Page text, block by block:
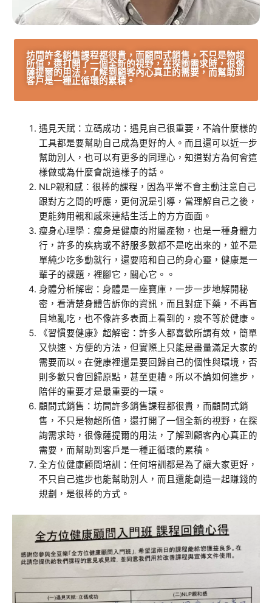
坊間許多銷售課程都很貴，而顧問式銷售，不只是物超
所值，還打開了一個全新的視野，在探詢需求時，很像
薩提爾的用法，了解到顧客內心真正的需要，而幫助到
客戶是一種正循環的累積。
遇見天賦：立碼成功：遇見自己很重要，不論什麼樣的
工具都是要幫助自己成為更好的人。而且還可以近一步
幫助別人，也可以有更多的同理心，知道對方為何會這
樣做或為什麼會說這樣子的話。
NLP親和感：很棒的課程，因為平常不會主動注意自己
跟對方之間的呼應，更何況是引導，當理解自己之後，
更能夠用親和感來連結生活上的方方面面。
瘦身心理學：瘦身是健康的附屬產物，也是一種身體力
行，許多的疾病或不舒服多數都不是吃出來的，並不是
單純少吃多動就行，還要陪和自己的身心靈，健康是一
輩子的課題，裡腳它，關心它。。
身體分析解密：身體是一座寶庫，一步一步地解開秘
密，看清楚身體告訴你的資訊，而且對症下藥，不再盲
目地亂吃，也不像許多表面上看到的，瘦不等於健康。
《習慣要健康》超解密：許多人都喜歡所謂有效，簡單
又快速、方便的方法，但實際上只能是盡量滿足大家的
需要而以。在健康裡還是要回歸自己的個性與環境，否
則多數只會回歸原點，甚至更糟。所以不論如何進步，
陪伴的重要才是最重要的一環。
顧問式銷售：坊間許多銷售課程都很貴，而顧問式銷
售，不只是物超所值，還打開了一個全新的視野，在探
詢需求時，很像薩提爾的用法，了解到顧客內心真正的
需要，而幫助到客戶是一種正循環的累積。
全方位健康顧問培訓：任何培訓都是為了讓大家更好，
不只自己進步也能幫助別人，而且還能創造一起賺錢的
規劃，是很棒的方式。